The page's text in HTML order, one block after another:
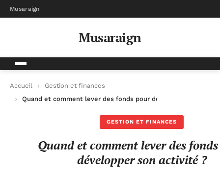
Musaraign
Musaraign
Accueil
Gestion et finances
Quand et comment lever des fonds pour développer son
GESTION ET FINANCES
Quand et comment lever des
développer son activité ?